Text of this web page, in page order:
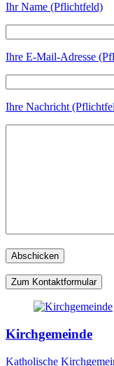
Ihr Name (Pflichtfeld)
Ihre E-Mail-Adresse
Ihre Nachricht
Zum Kontaktformular
Kirchgemeinde
Katholische